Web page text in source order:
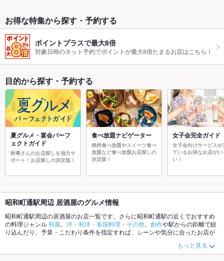
お得な特集から探す・予約する
ポイントプラスで最大8倍
対象日時のネット予約でポイントが最大8倍たまるお店はこちら！
目的から探す・予約する
夏グルメ・宴会パーフ
ェクトガイド
幹事さんのお店探しを強力サ
ポート！お店探しの決定版！
食べ放題ナビゲーター
焼肉食べ放題やスイーツ食べ
放題など食べ放題お店探しの
決定版！
女子会完全ガイド
女子会向けサービスが
ているお得なお店がい
い！
昭和町通駅周辺 居酒屋のグルメ情報
昭和町通駅周辺の居酒屋のお店一覧です。さらに昭和町通駅の近くでおすすめ
の料理ジャンル和風 洋・和洋・各国料理・その他 創作や駅からの距離で絞
り込んだり、予算・こだわり条件を指定すれば、シーンや気分に合ったお店が
や季節のおすすめ料理など、お
店の最新情報をご紹介しているので安心！24時間使える簡単便利なネット予約
もっと見る